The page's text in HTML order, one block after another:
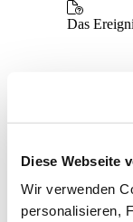
Diese Webseite
Wir verwenden
personalisieren,